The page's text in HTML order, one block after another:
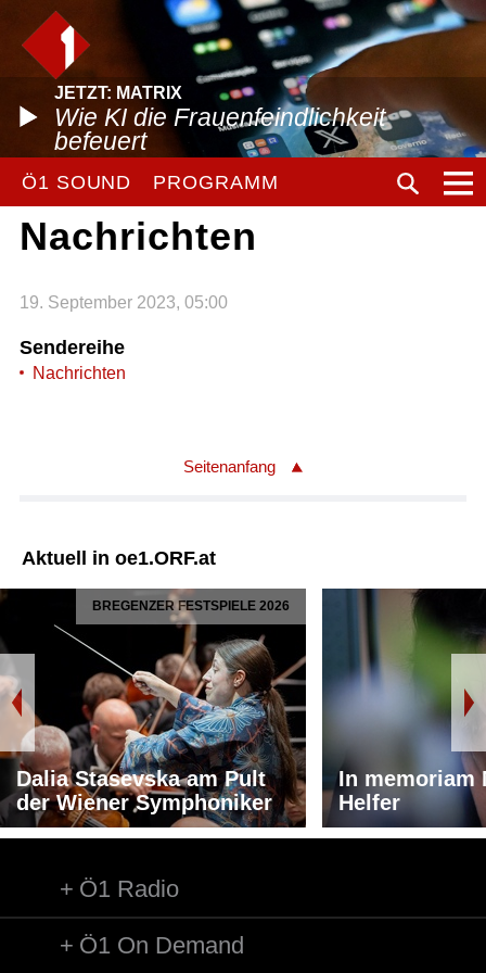
JETZT: MATRIX
Wie KI die Frauenfeindlichkeit
befeuert
Ö1 SOUND PROGRAMM
Nachrichten
19. September 2023, 05:00
Sendereihe
Nachrichten
Seitenanfang
Aktuell in oe1.ORF.at
BREGENZER FESTSPIELE 2026
Dalia Stasevska am Pult
der Wiener Symphoniker
In memoriam
Helfer
Ö1 Radio
Ö1 On Demand